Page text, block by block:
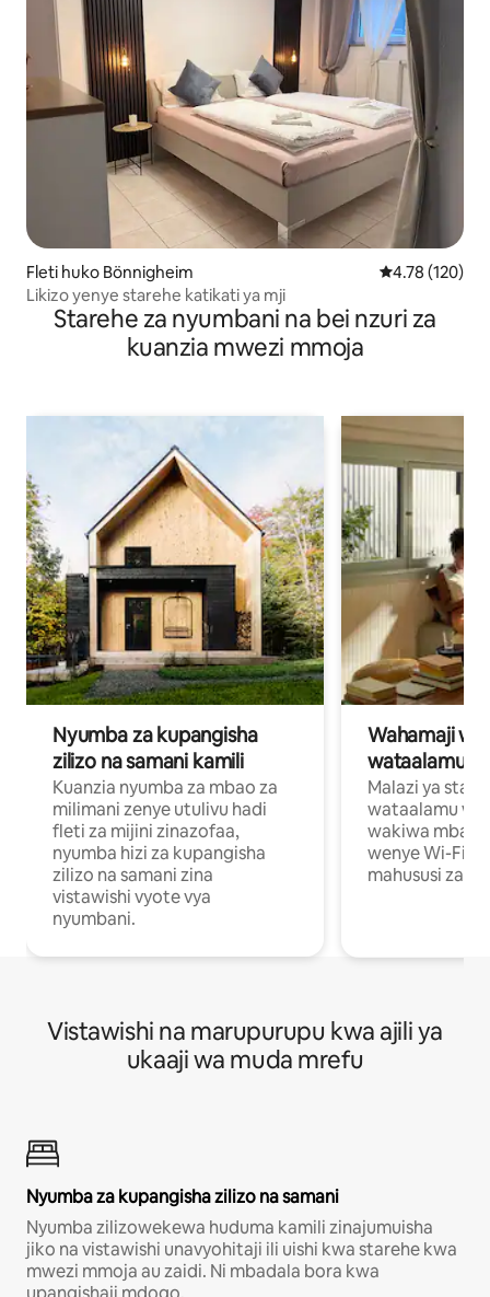
Fleti huko Bönnigheim Ukadiriaji wa
4.78 (120)
Likizo yenye starehe katikati ya mji
Starehe za nyumbani na bei nzuri za
kuanzia mwezi mmoja
Nyumba za kupangisha
zilizo na samani kamili
Kuanzia nyumba za mbao za
milimani zenye utulivu hadi
fleti za mijini zinazofaa,
nyumba hizi za kupangisha
zilizo na samani zina
vistawishi vyote vya
nyumbani.
Wahamaji
wataalamu
Malazi ya
wataalamu
wakiwa mbali
wenye Wi-Fi
mahususi za
Vistawishi na marupurupu kwa ajili ya
ukaaji wa muda mrefu
Nyumba za kupangisha zilizo na samani
Nyumba zilizowekewa huduma kamili zinajumuisha
jiko na vistawishi unavyohitaji ili uishi kwa starehe kwa
mwezi mmoja au zaidi. Ni mbadala bora kwa